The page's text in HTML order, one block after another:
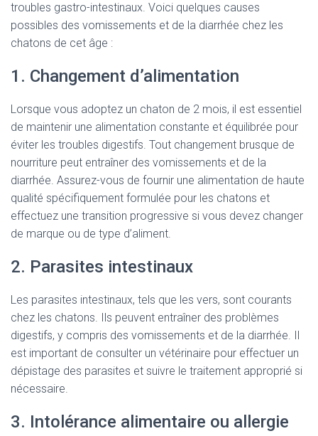
troubles gastro-intestinaux. Voici quelques causes
possibles des vomissements et de la diarrhée chez les
chatons de cet âge :
1. Changement d’alimentation
Lorsque vous adoptez un chaton de 2 mois, il est essentiel
de maintenir une alimentation constante et équilibrée pour
éviter les troubles digestifs. Tout changement brusque de
nourriture peut entraîner des vomissements et de la
diarrhée. Assurez-vous de fournir une alimentation de haute
qualité spécifiquement formulée pour les chatons et
effectuez une transition progressive si vous devez changer
de marque ou de type d’aliment.
2. Parasites intestinaux
Les parasites intestinaux, tels que les vers, sont courants
chez les chatons. Ils peuvent entraîner des problèmes
digestifs, y compris des vomissements et de la diarrhée. Il
est important de consulter un vétérinaire pour effectuer un
dépistage des parasites et suivre le traitement approprié si
nécessaire.
3. Intolérance alimentaire ou allergie